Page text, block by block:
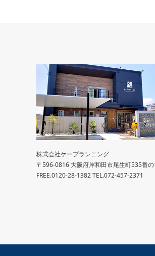
株式会社ケープランニング
〒596-0816 大阪府岸和田市尾生町535番の
FREE.0120-28-1382 TEL.072-457-2371